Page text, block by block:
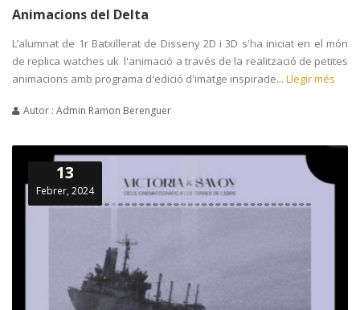
Animacions del Delta
L’alumnat de 1r Batxillerat de Disseny 2D i 3D s'ha iniciat en el món
de replica watches uk l'animació a través de la realització de petites
animacions amb programa d'edició d'imatge inspirade... Llegir més
Autor : Admin Ramon Berenguer
13
Febrer, 2024